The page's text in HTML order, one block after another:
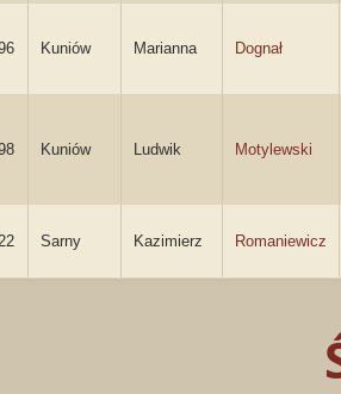
Kuniów Marianna Dognał
Kuniów Ludwik Motylewski
Sarny Kazimierz Romaniewicz